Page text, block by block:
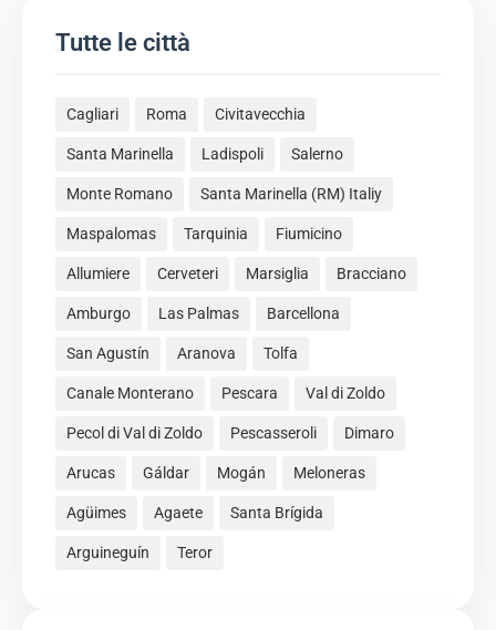
Tutte le città
Cagliari Roma Civitavecchia
Santa Marinella Ladispoli Salerno
Monte Romano Santa Marinella (RM) Italiy
Maspalomas Tarquinia Fiumicino
Allumiere Cerveteri Marsiglia Bracciano
Amburgo Las Palmas Barcellona
San Agustín Aranova Tolfa
Canale Monterano Pescara Val di Zoldo
Pecol di Val di Zoldo Pescasseroli Dimaro
Arucas Gáldar Mogán Meloneras
Agüimes Agaete Santa Brígida
Arguineguín Teror